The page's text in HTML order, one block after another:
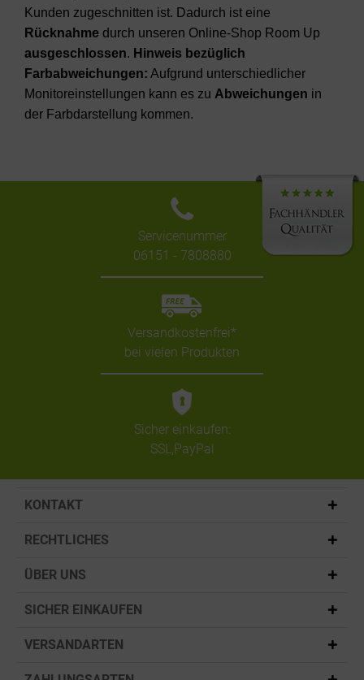
Kunden zugeschnitten ist. Dadurch ist eine
Rücknahme durch unseren Online-Shop Room Up
ausgeschlossen. Hinweis bezüglich
Farbabweichungen: Aufgrund unterschiedlicher
Monitoreinstellungen kann es zu Abweichungen in
der Farbdarstellung kommen.
Servicenummer
06151 - 7808880
Versandkostenfrei*
bei vielen Produkten
Sicher einkaufen:
SSL,PayPal
KONTAKT
RECHTLICHES
ÜBER UNS
SICHER EINKAUFEN
VERSANDARTEN